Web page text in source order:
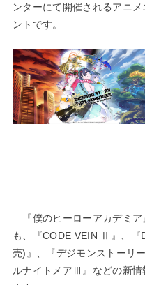
ンターにて開催されるアニ
ントです。
『僕のヒーローアカデミア
も、『CODE VEIN Ⅱ』、
売)』、『デジモンストーリ
ルナイトメアⅢ』などの新